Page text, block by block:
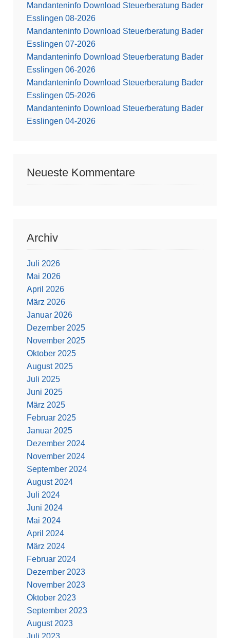
Mandanteninfo Download Steuerberatung Bader
Esslingen 08-2026
Mandanteninfo Download Steuerberatung Bader
Esslingen 07-2026
Mandanteninfo Download Steuerberatung Bader
Esslingen 06-2026
Mandanteninfo Download Steuerberatung Bader
Esslingen 05-2026
Mandanteninfo Download Steuerberatung Bader
Esslingen 04-2026
Neueste Kommentare
Archiv
Juli 2026
Mai 2026
April 2026
März 2026
Januar 2026
Dezember 2025
November 2025
Oktober 2025
August 2025
Juli 2025
Juni 2025
März 2025
Februar 2025
Januar 2025
Dezember 2024
November 2024
September 2024
August 2024
Juli 2024
Juni 2024
Mai 2024
April 2024
März 2024
Februar 2024
Dezember 2023
November 2023
Oktober 2023
September 2023
August 2023
Juli 2023